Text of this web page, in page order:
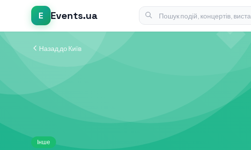
E Events.ua
Назад до Київ
Інше